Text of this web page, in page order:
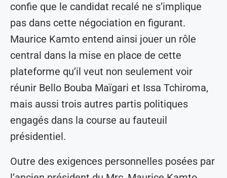
confie que le candidat recalé ne s’implique
pas dans cette négociation en figurant.
Maurice Kamto entend ainsi jouer un rôle
central dans la mise en place de cette
plateforme qu’il veut non seulement voir
réunir Bello Bouba Maïgari et Issa Tchiroma,
mais aussi trois autres partis politiques
engagés dans la course au fauteuil
présidentiel.
Outre des exigences personnelles posées par